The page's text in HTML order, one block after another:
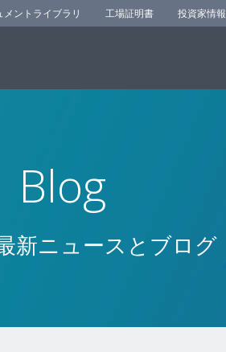
メントライブラリ 工場証明書 投資家情報
Blog
新ニュースとブログ